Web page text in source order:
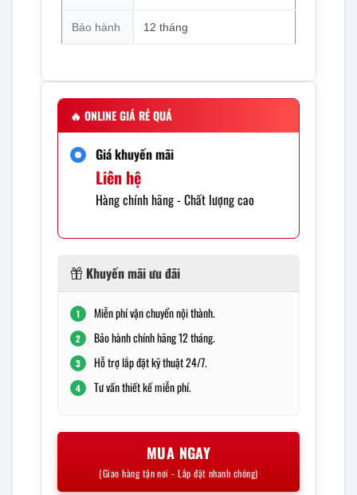
Bảo hành 12 tháng
🔥 ONLINE GIÁ RẺ QUÁ
Giá khuyến mãi
Liên hệ
Hàng chính hãng - Chất lượng cao
Khuyến mãi ưu đãi
1 Miễn phí vận chuyển nội thành.
2 Bảo hành chính hãng 12 tháng.
3 Hỗ trợ lắp đặt kỹ thuật 24/7.
4 Tư vấn thiết kế miễn phí.
MUA NGAY
(Giao hàng tận nơi - Lắp đặt nhanh chóng)